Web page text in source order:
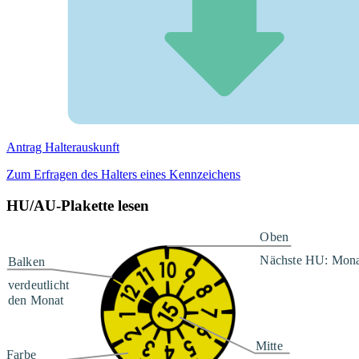
Antrag Halterauskunft
Zum Erfragen des Halters eines Kennzeichens
HU/AU-Plakette lesen